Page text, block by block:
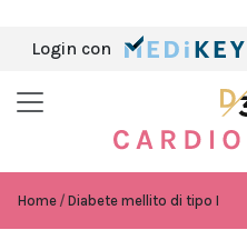
Login con
Home Diabete mellito di tipo I